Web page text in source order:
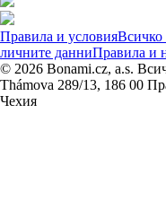
Правила и условияВсичко
личните данниПравила и
© 2026 Bonami.cz, a.s.
Thámova 289/13, 186 00
Чехия